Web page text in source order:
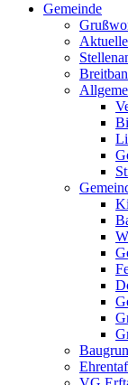
Gemeinde